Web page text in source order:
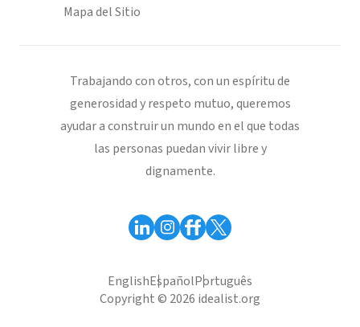
Mapa del Sitio
Trabajando con otros, con un espíritu de
generosidad y respeto mutuo, queremos
ayudar a construir un mundo en el que todas
las personas puedan vivir libre y
dignamente.
EnglishEspañolPortuguês
Copyright © 2026 idealist.org